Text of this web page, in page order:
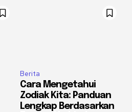
Berita
Cara Mengetahui
Zodiak Kita: Panduan
Lengkap Berdasarkan